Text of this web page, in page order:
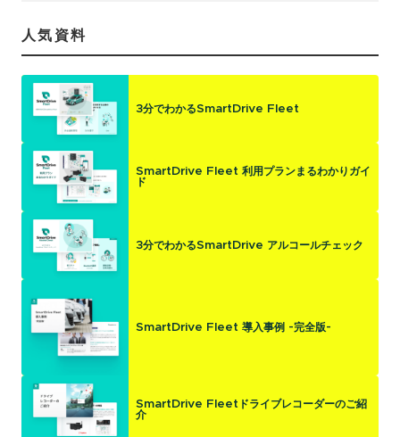
人気資料
3分でわかるSmartDrive Fleet
SmartDrive Fleet 利用プランまるわかりガイ
ド
3分でわかるSmartDrive アルコールチェック
SmartDrive Fleet 導入事例 -完全版-
SmartDrive Fleetドライブレコーダーのご紹
介